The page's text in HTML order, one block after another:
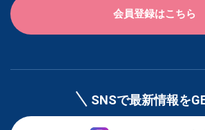
会員登録はこちら
SNSで最新情報を